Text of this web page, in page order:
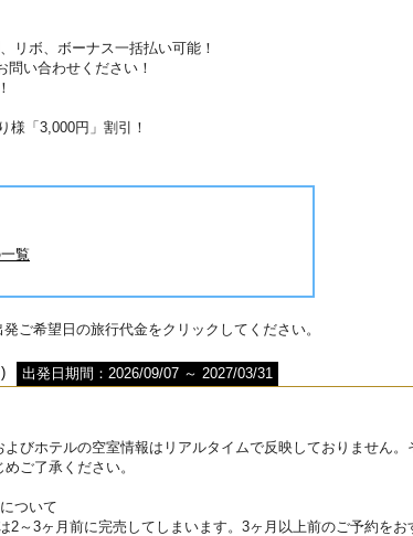
リボ、ボーナス一括払い可能！
い合わせください！
様「3,000円」割引！
覧
ご希望日の旅行代金をクリックしてください。
出発日期間：2026/09/07 ～ 2027/03/31
びホテルの空室情報はリアルタイムで反映しておりません
ご了承ください。
ついて
2～3ヶ月前に完売してしまいます。3ヶ月以上前のご予約をお